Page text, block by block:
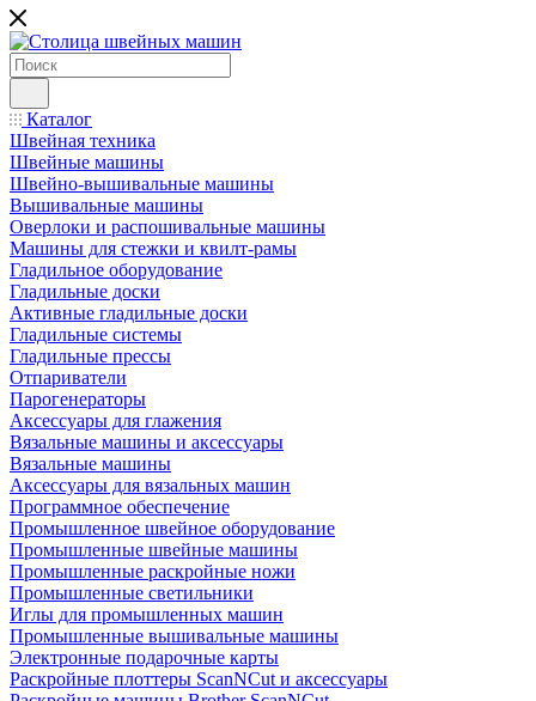
Каталог
Швейная техника
Швейные машины
Швейно-вышивальные машины
Вышивальные машины
Оверлоки и распошивальные машины
Машины для стежки и квилт-рамы
Гладильное оборудование
Гладильные доски
Активные гладильные доски
Гладильные системы
Гладильные прессы
Отпариватели
Парогенераторы
Аксессуары для глажения
Вязальные машины и аксессуары
Вязальные машины
Аксессуары для вязальных машин
Программное обеспечение
Промышленное швейное оборудование
Промышленные швейные машины
Промышленные раскройные ножи
Промышленные светильники
Иглы для промышленных машин
Промышленные вышивальные машины
Электронные подарочные карты
Раскройные плоттеры ScanNCut и аксессуары